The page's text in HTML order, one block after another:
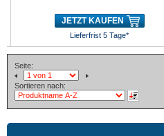
JETZT KAUFEN
Lieferfrist 5 Tage*
Seite:
Sortieren nach: